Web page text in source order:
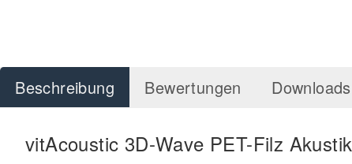
Beschreibung Bewertungen
vitAcoustic 3D-Wave PET-Filz